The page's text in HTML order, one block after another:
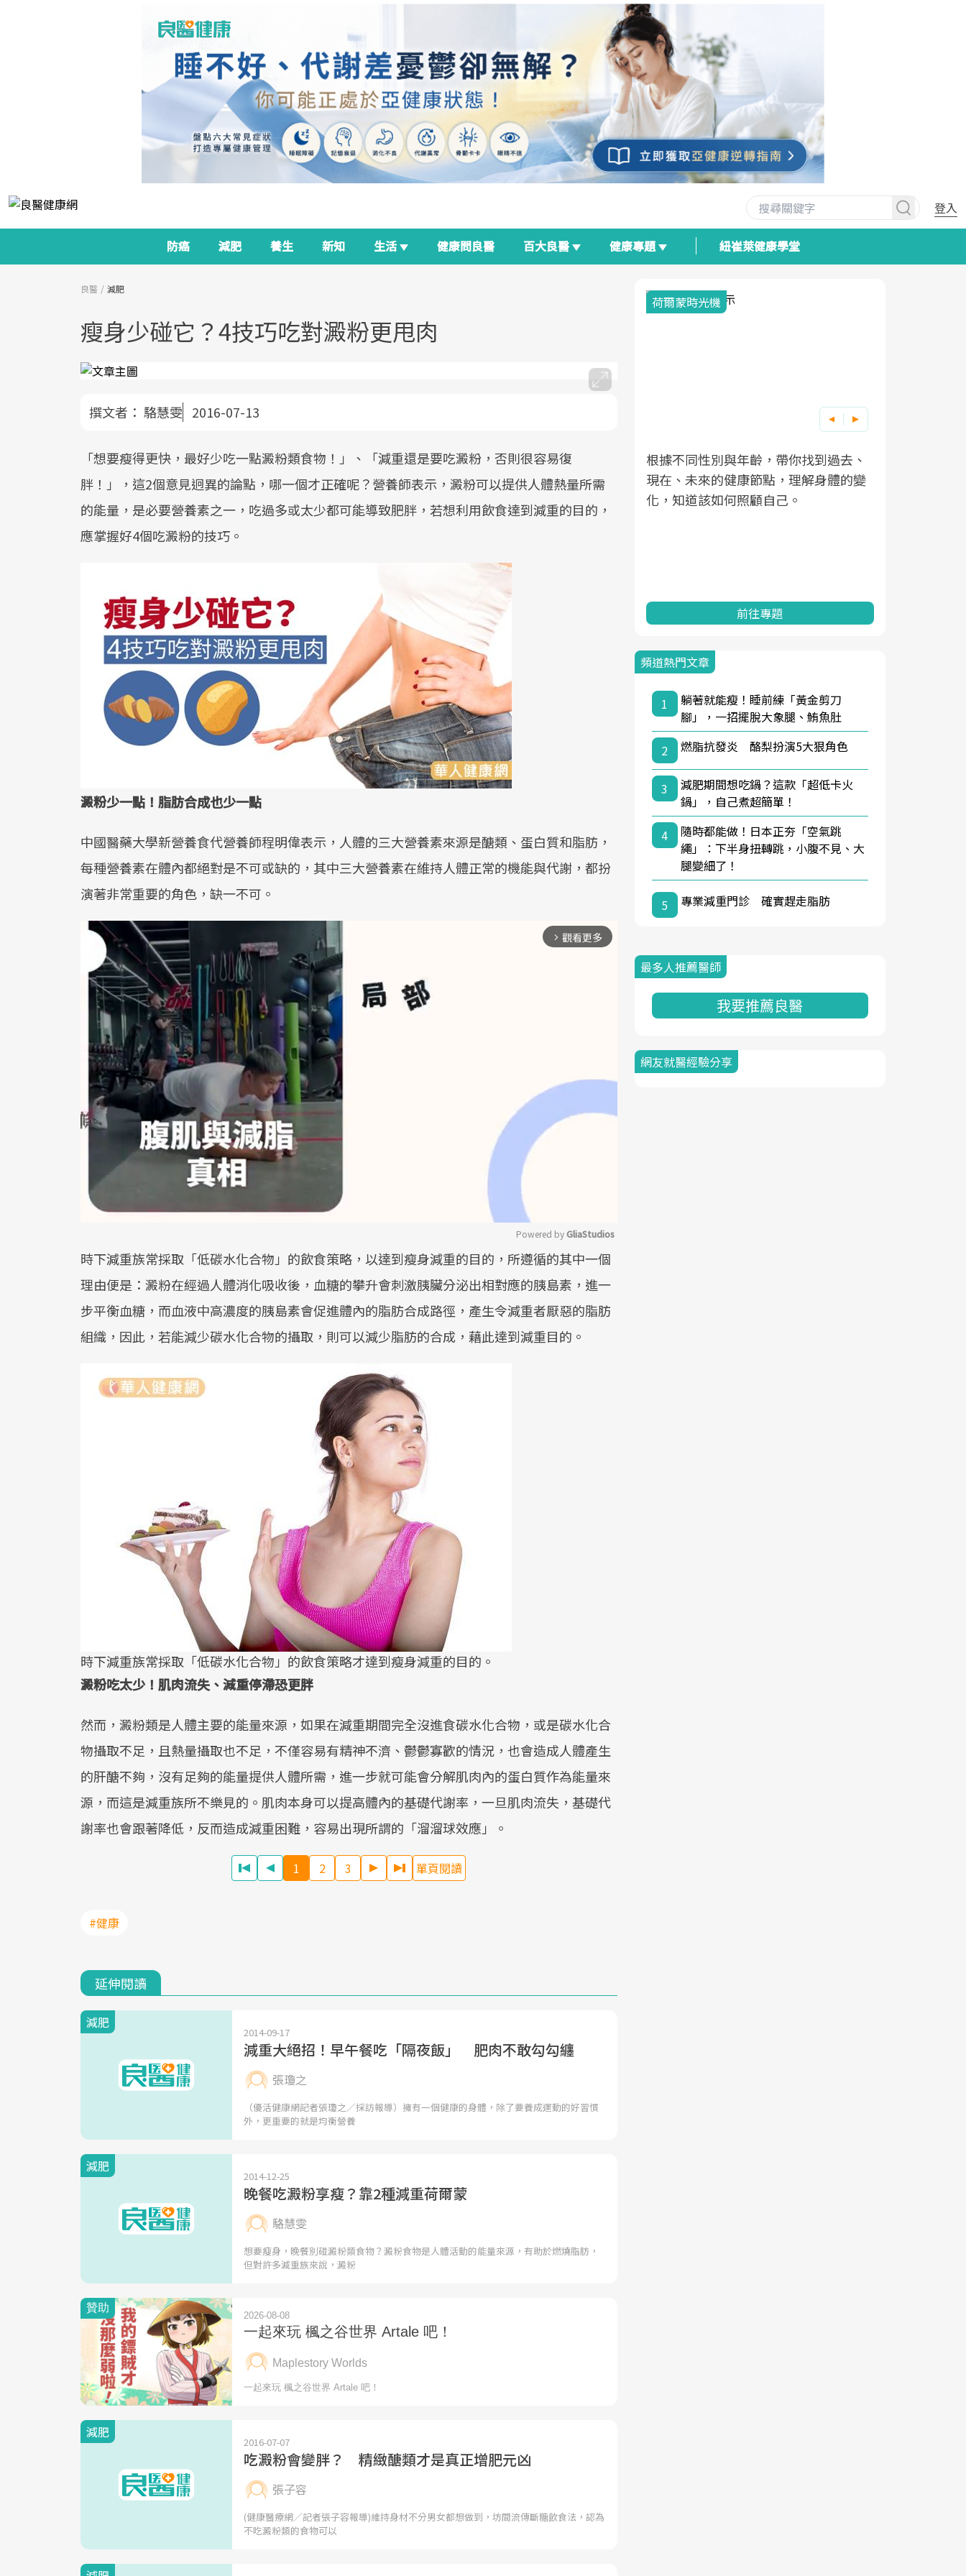
登入
防癌 減肥 養生 新知 生活 健康問良醫 百大良醫 健康專題 紐崔萊健康學堂
良醫 減肥
瘦身少碰它？4技巧吃對澱粉更甩肉
撰文者： 駱慧雯 2016-07-13
「想要瘦得更快，最好少吃一點澱粉類食物！」、「減重還是要吃澱粉，否則很容易復
胖！」，這2個意見迥異的論點，哪一個才正確呢？營養師表示，澱粉可以提供人體熱量所需
的能量，是必要營養素之一，吃過多或太少都可能導致肥胖，若想利用飲食達到減重的目的，
應掌握好4個吃澱粉的技巧。
澱粉少一點！脂肪合成也少一點
中國醫藥大學新營養食代營養師程明偉表示，人體的三大營養素來源是醣類、蛋白質和脂肪，
每種營養素在體內都絕對是不可或缺的，其中三大營養素在維持人體正常的機能與代謝，都扮
演著非常重要的角色，缺一不可。
arrow_forward_ios 觀看更多
Mute
Powered by GliaStudios
時下減重族常採取「低碳水化合物」的飲食策略，以達到瘦身減重的目的，所遵循的其中一個
理由便是：澱粉在經過人體消化吸收後，血糖的攀升會刺激胰臟分泌出相對應的胰島素，進一
步平衡血糖，而血液中高濃度的胰島素會促進體內的脂肪合成路徑，產生令減重者厭惡的脂肪
組織，因此，若能減少碳水化合物的攝取，則可以減少脂肪的合成，藉此達到減重目的。
時下減重族常採取「低碳水化合物」的飲食策略才達到瘦身減重的目的。
澱粉吃太少！肌肉流失、減重停滯恐更胖
然而，澱粉類是人體主要的能量來源，如果在減重期間完全沒進食碳水化合物，或是碳水化合
物攝取不足，且熱量攝取也不足，不僅容易有精神不濟、鬱鬱寡歡的情況，也會造成人體產生
的肝醣不夠，沒有足夠的能量提供人體所需，進一步就可能會分解肌肉內的蛋白質作為能量來
源，而這是減重族所不樂見的。肌肉本身可以提高體內的基礎代謝率，一旦肌肉流失，基礎代
謝率也會跟著降低，反而造成減重困難，容易出現所謂的「溜溜球效應」。
1 2 3 單頁閱讀
#健康
延伸閱讀
減肥
2014-09-17
減重大絕招！早午餐吃「隔夜飯」 肥肉不敢勾勾纏
張瓊之
（優活健康網記者張瓊之／採訪報導）擁有一個健康的身體，除了要養成運動的好習慣
外，更重要的就是均衡營養
減肥
2014-12-25
晚餐吃澱粉享瘦？靠2種減重荷爾蒙
駱慧雯
想要瘦身，晚餐別碰澱粉類食物？澱粉食物是人體活動的能量來源，有助於燃燒脂肪，
但對許多減重族來說，澱粉
減肥
2016-07-07
吃澱粉會變胖？ 精緻醣類才是真正增肥元凶
張子容
(健康醫療網／記者張子容報導)維持身材不分男女都想做到，坊間流傳斷糖飲食法，認為
不吃澱粉類的食物可以
面對超高齡社會的浪潮，台灣正在快速
邁向「健康照護」的新時代。隨著國家
政策如「健康台灣推動委員會」與「長
照3.0」的推進，「預防醫學」已成全民
療院所的服務，更是民眾了解自身健康
前往專題
2025年，就到良醫生活祭體驗「一站式
健康新生活」，從講座、體驗到運動，
全面啟動你的健康革命！
前往專題
良醫健康網從「換季的身體變化」出
發，透過醫學觀點與日常感受的對話，
建立對亞健康的認知，進而引導實際的
改善行動。
前往專題
荷爾蒙時光機
根據不同性別與年齡，帶你找到過去、
現在、未來的健康節點，理解身體的變
化，知道該如何照顧自己。
前往專題
頻道熱門文章
1
躺著就能瘦！睡前練「黃金剪刀
腳」，一招擺脫大象腿、鮪魚肚
2
燃脂抗發炎 酪梨扮演5大狠角色
3
減肥期間想吃鍋？這款「超低卡火
鍋」，自己煮超簡單！
4
隨時都能做！日本正夯「空氣跳
繩」：下半身扭轉跳，小腹不見、大
腿變細了！
5 專業減重門診 確實趕走脂肪
最多人推薦醫師
我要推薦良醫
網友就醫經驗分享